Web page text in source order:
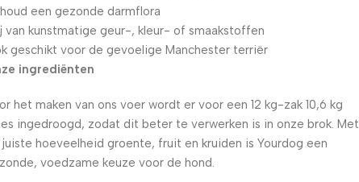
een gezonde darmflora
van kunstmatige geur-, kleur- of smaakstoffen
geschikt voor de gevoelige Manchester terriër
ingrediënten
het maken van ons voer wordt er voor een 12 kg-zak 10,6 kg
ingedroogd, zodat dit beter te verwerken is in onze brok. Met
juiste hoeveelheid groente, fruit en kruiden is Yourdog een
voedzame keuze voor de hond.